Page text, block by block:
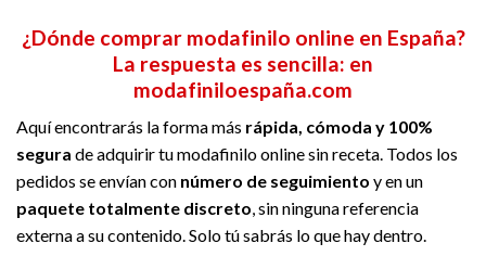
¿Dónde comprar modafinilo online en España?
La respuesta es sencilla: en
modafiniloespaña.com
Aquí encontrarás la forma más rápida, cómoda y 100%
segura de adquirir tu modafinilo online sin receta. Todos los
pedidos se envían con número de seguimiento y en un
paquete totalmente discreto, sin ninguna referencia
externa a su contenido. Solo tú sabrás lo que hay dentro.